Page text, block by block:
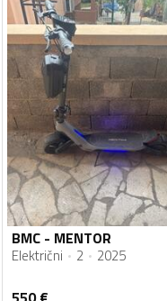
BMC - MENTOR
Električni 2 2025